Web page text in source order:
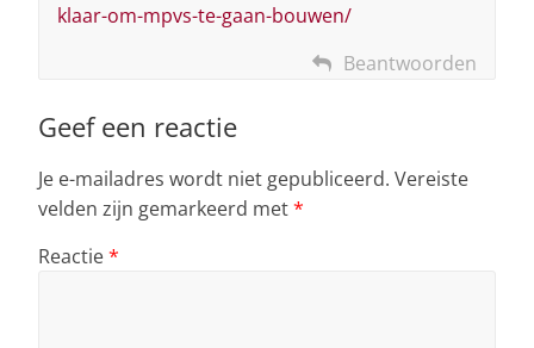
klaar-om-mpvs-te-gaan-bouwen/
Beantwoorden
Geef een reactie
Je e-mailadres wordt niet gepubliceerd. Vereiste
velden zijn gemarkeerd met*
Reactie*